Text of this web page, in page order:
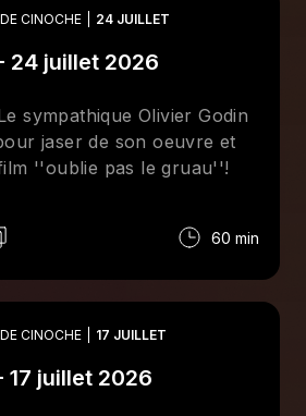
CINOCHE 24 JUILLET
24 juillet 2026
sympathique Olivier Godin
jaser de son oeuvre et
''oublie pas le gruau''!
60 min
CINOCHE 17 JUILLET
17 juillet 2026